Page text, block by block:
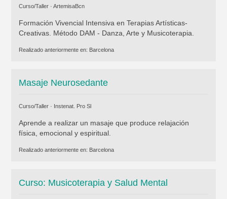
Curso/Taller · ArtemisaBcn
Formación Vivencial Intensiva en Terapias Artísticas-
Creativas. Método DAM - Danza, Arte y Musicoterapia.
Realizado anteriormente en: Barcelona
Masaje Neurosedante
Curso/Taller · Instenat. Pro Sl
Aprende a realizar un masaje que produce relajación
física, emocional y espiritual.
Realizado anteriormente en: Barcelona
Curso: Musicoterapia y Salud Mental